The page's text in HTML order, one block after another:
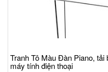
Tranh Tô Màu Đàn Piano,
máy tính điện thoại